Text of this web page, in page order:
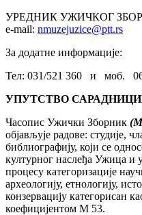
УРЕДНИК УЖИЧКОГ
e-mail: nmuzejuzice@ptt.rs
За додатне информације:
Тел: 031/521 360 и моб.
УПУТСТВО
Часопис Ужички Зборник (М
објављује радове: студије,
библиографију, који се
културног наслеђа Ужица и
процесу категоризације
археологију, етнологију,
конзервацију категорисан
коефицијентом M 53.